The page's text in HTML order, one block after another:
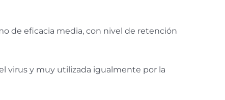
de eficacia media, con nivel de retención
virus y muy utilizada igualmente por la